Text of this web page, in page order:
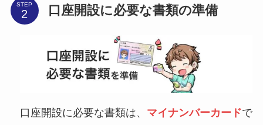
STEP 口座開設に必要な書類の準備
口座開設に必要な書類は、 マイナンバーカードで